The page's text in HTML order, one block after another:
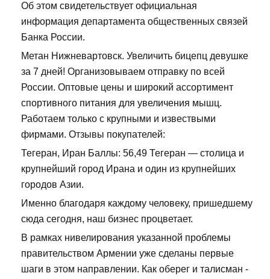
Об этом свидетельствует официальная
информация департамента общественных связей
Банка России.
Метан Нижневартовск. Увеличить бицепц девушке
за 7 дней! Организовываем отправку по всей
России. Оптовые цены и широкий ассортимент
спортивного питания для увеличения мышц.
Работаем только с крупными и извествыми
фирмами. Отзывы покупателей:
Тегеран, Иран Баллы: 56,49 Тегеран — столица и
крупнейший город Ирана и один из крупнейших
городов Азии.
Именно благодаря каждому человеку, пришедшему
сюда сегодня, наш бизнес процветает.
В рамках нивелирования указанной проблемы
правительством Армении уже сделаны первые
шаги в этом направлении. Как оберег и талисман -